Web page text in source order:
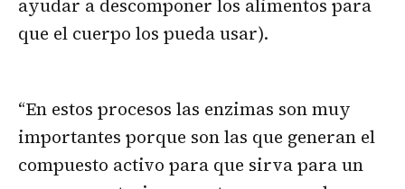
ayudar a descomponer los alimentos para
que el cuerpo los pueda usar).
“En estos procesos las enzimas son muy
importantes porque son las que generan el
compuesto activo para que sirva para un